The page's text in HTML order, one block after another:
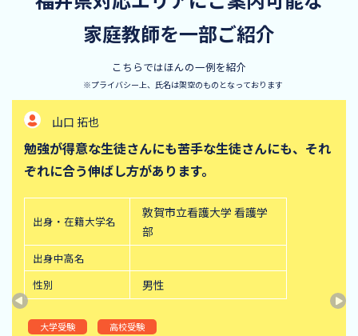
家庭教師を一部ご紹介
こちらではほんの一例を紹介
※プライバシー上、氏名は架空のものとなっております
山口 拓也
勉強が得意な生徒さんにも苦手な生徒さんにも、それ
ぞれに合う伸ばし方があります。
出身・在籍大学名
敦賀市立看護大学 看護学
部
出身中高名
性別
男性
大学受験 高校受験